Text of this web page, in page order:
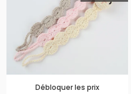
Débloquer les prix